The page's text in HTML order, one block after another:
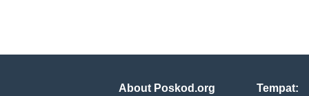
About Poskod.org Tempat: